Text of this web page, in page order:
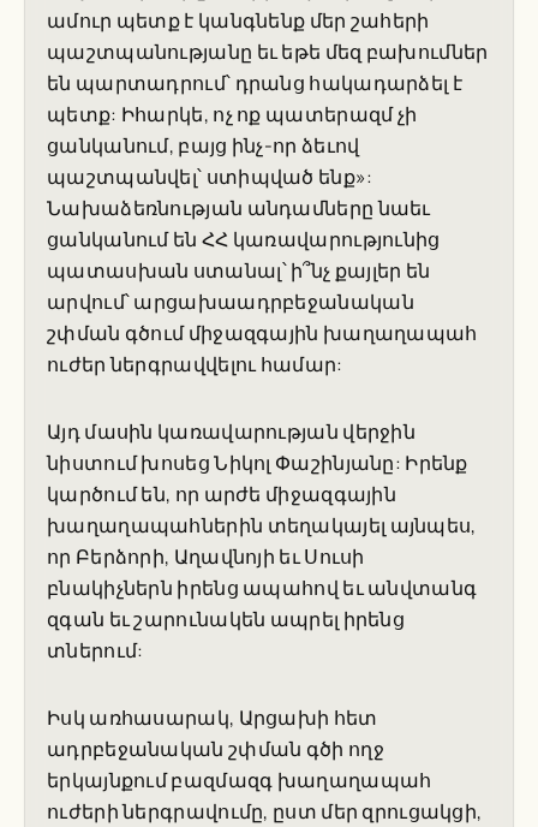
ամուր պետք է կանգնենք մեր շահերի
պաշտպանությանը եւ եթե մեզ բախումներ
են պարտադրում՝ դրանց հակադարձել է
պետք: Իհարկե, ոչ ոք պատերազմ չի
ցանկանում, բայց ինչ-որ ձեւով
պաշտպանվել՝ ստիպված ենք»:
Նախաձեռնության անդամները նաեւ
ցանկանում են ՀՀ կառավարությունից
պատասխան ստանալ՝ ի՞նչ քայլեր են
արվում՝ արցախաադրբեջանական
շփման գծում միջազգային խաղաղապահ
ուժեր ներգրավվելու համար:
Այդ մասին կառավարության վերջին
նիստում խոսեց Նիկոլ Փաշինյանը: Իրենք
կարծում են, որ արժե միջազգային
խաղաղապահներին տեղակայել այնպես,
որ Բերձորի, Աղավնոյի եւ Սուսի
բնակիչներն իրենց ապահով եւ անվտանգ
զգան եւ շարունակեն ապրել իրենց
տներում:
Իսկ առհասարակ, Արցախի հետ
ադրբեջանական շփման գծի ողջ
երկայնքում բազմազգ խաղաղապահ
ուժերի ներգրավումը, ըստ մեր զրուցակցի,